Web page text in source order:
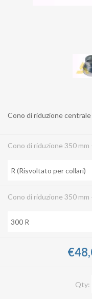
Cono di riduzione
Cono di riduzione 350
Cono di riduzione 350 mm
Qty: